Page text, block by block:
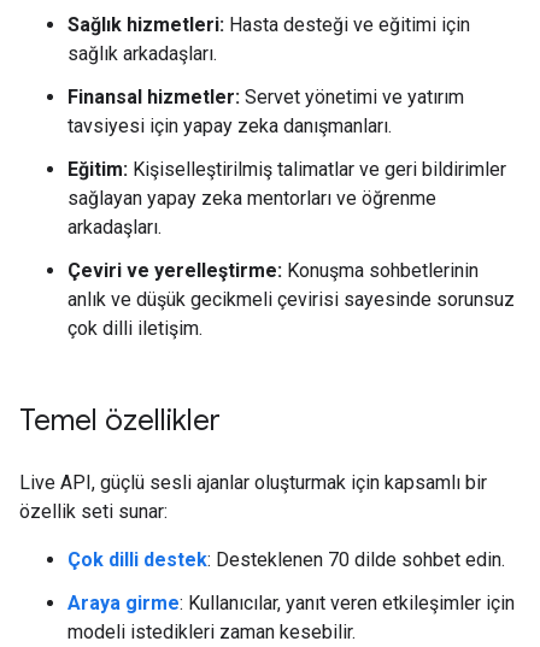
Sağlık hizmetleri: Hasta desteği ve eğitimi için
sağlık arkadaşları.
Finansal hizmetler: Servet yönetimi ve yatırım
tavsiyesi için yapay zeka danışmanları.
Eğitim: Kişiselleştirilmiş talimatlar ve geri bildirimler
sağlayan yapay zeka mentorları ve öğrenme
arkadaşları.
Çeviri ve yerelleştirme: Konuşma sohbetlerinin
anlık ve düşük gecikmeli çevirisi sayesinde sorunsuz
çok dilli iletişim.
Temel özellikler
Live API, güçlü sesli ajanlar oluşturmak için kapsamlı bir
özellik seti sunar:
Çok dilli destek: Desteklenen 70 dilde sohbet edin.
Araya girme: Kullanıcılar, yanıt veren etkileşimler için
modeli istedikleri zaman kesebilir.